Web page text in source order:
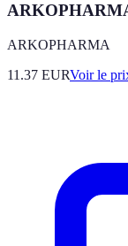
ARKOPHARMA
11.37 EURVoir le